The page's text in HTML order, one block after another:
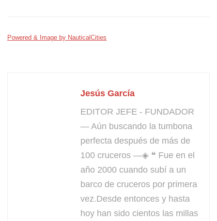
Powered & Image by NauticalCities
Jesús García
EDITOR JEFE - FUNDADOR
— Aún buscando la tumbona
perfecta después de más de
100 cruceros —◈ ❝ Fue en el
año 2000 cuando subí a un
barco de cruceros por primera
vez.Desde entonces y hasta
hoy han sido cientos las millas